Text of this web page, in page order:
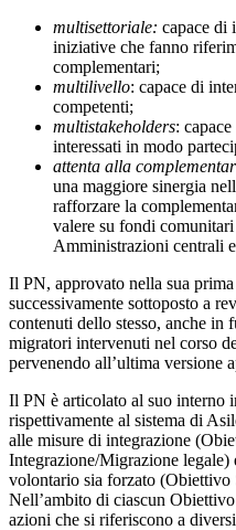
multisettoriale: capace di
iniziative che fanno
complementari;
multilivello: capace di
competenti;
multistakeholders:
interessati in modo
attenta alla
una maggiore sinergia
rafforzare la
valere su fondi
Amministrazioni centrali
Il PN, approvato nella sua
successivamente sottoposto a
contenuti dello stesso, anche in
migratori intervenuti nel corso
pervenendo all’ultima versione
Il PN è articolato al suo interno
rispettivamente al sistema di
alle misure di integrazione
Integrazione/Migrazione
volontario sia forzato
Nell’ambito di ciascun
azioni che si riferiscono a